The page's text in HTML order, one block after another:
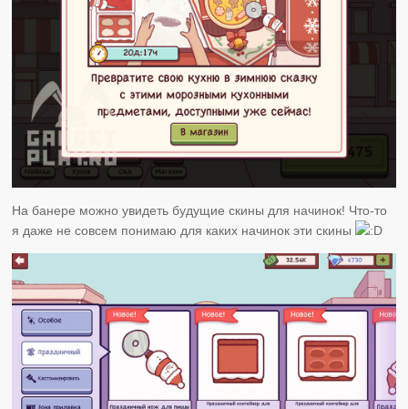
На банере можно увидеть будущие скины для начинок! Что-то
я даже не совсем понимаю для каких начинок эти скины